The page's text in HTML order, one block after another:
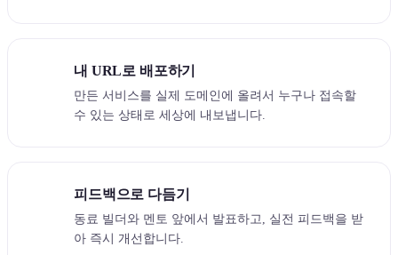
내 URL로 배포하기
만든 서비스를 실제 도메인에 올려서 누구나 접속할
수 있는 상태로 세상에 내보냅니다.
피드백으로 다듬기
동료 빌더와 멘토 앞에서 발표하고, 실전 피드백을 받
아 즉시 개선합니다.